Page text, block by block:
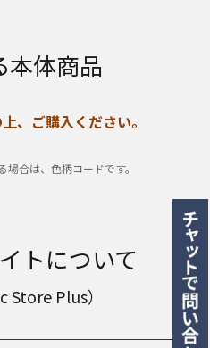
本体商品
、ご購入ください。
合は、色柄コードです。
トについて
Store Plus）